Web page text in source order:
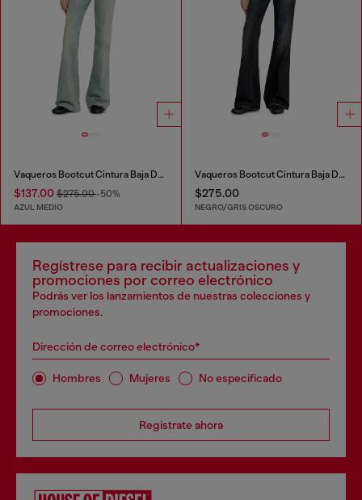
Vaqueros Bootcut Cintura Baja D-Hush
$137.00 $275.00-50%
AZUL MEDIO
Vaqueros Bootcut Cintura Baja D-Hush
$275.00
NEGRO/GRIS OSCURO
Regístrese para recibir actualizaciones y
promociones por correo electrónico
Podrás ver los lanzamientos de nuestras colecciones y
promociones.
Dirección de correo electrónico*
Hombres Mujeres No especificado
Regístrate ahora